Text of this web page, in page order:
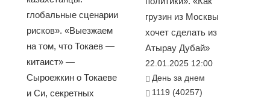
глобальные сценарии
рисков». «Выезжаем
на том, что Токаев —
китаист» —
Сыроежкин о Токаеве
и Си, секретных
грузин из Москвы
хочет сделать из
Атырау Дубай»
22.01.2025 12:00
День за днем
1119 (40257)